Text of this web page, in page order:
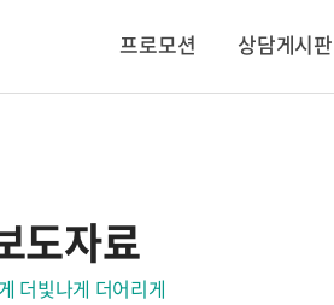
프로모션 상담게시판
도자료
더빛나게 더어리게